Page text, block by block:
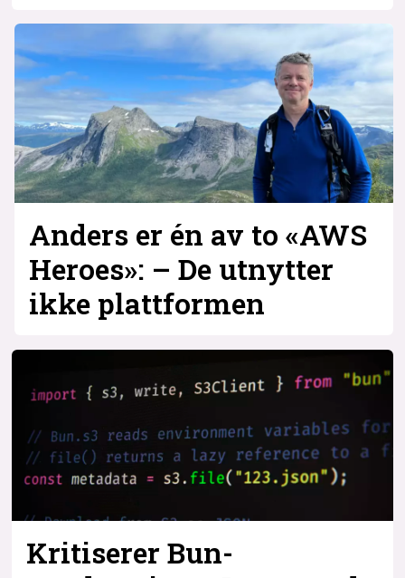
Anders er én av to «AWS
Heroes»: – De utnytter
ikke plattformen
Kritiserer Bun-